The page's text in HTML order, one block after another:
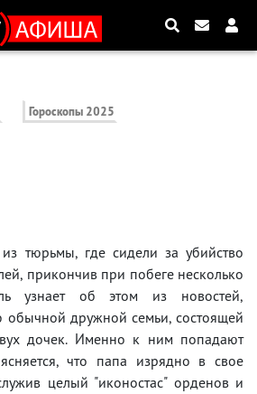
Гороскопы 2025
тюрьмы, где сидели за убийство
прикончив при побеге несколько
узнает об этом из новостей,
дружной семьи, состоящей
дочек. Именно к ним попадают
что папа изрядно в свое
целый "иконостас" орденов и